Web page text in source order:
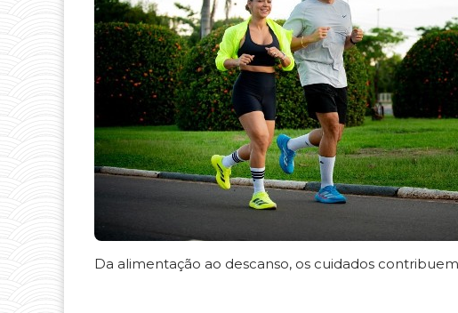
Da alimentação ao descanso, os cuidados